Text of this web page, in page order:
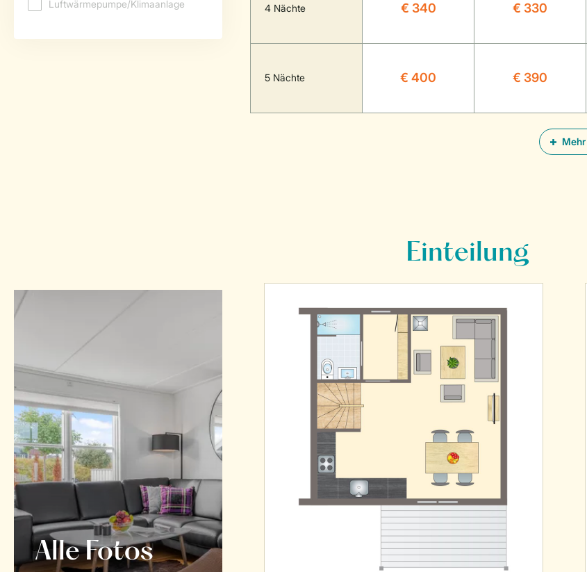
4 Nächte € 340 € 330
5 Nächte € 400 € 390
Einteilung
Alle Fotos